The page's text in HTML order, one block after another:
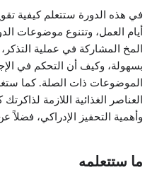
0:35
أنواع الذاكرة المختلفة
الدروس: 4 · 3:50
نظرة عامة
0:12
1:34
الذاكرة طويلة الأمد
تصنيف أوسع للذاكرة طويلة الأمد
في هذه الدورة ستتعلم كيفية
أيام العمل، وتتنوع موضوعات
المخ المشاركة في عملية
بسهولة، وكيف أن التحكم في
الموضوعات ذات الصلة. كما
العناصر الغذائية اللازمة
وأهمية التحفيز الإدراكي، فضلاً
ما ستتعلمه